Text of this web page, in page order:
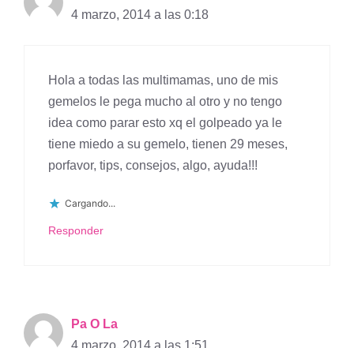
4 marzo, 2014 a las 0:18
Hola a todas las multimamas, uno de mis
gemelos le pega mucho al otro y no tengo
idea como parar esto xq el golpeado ya le
tiene miedo a su gemelo, tienen 29 meses,
porfavor, tips, consejos, algo, ayuda!!!
Cargando...
Responder
Pa O La
4 marzo, 2014 a las 1:51